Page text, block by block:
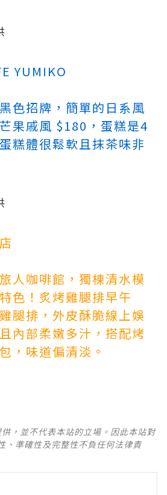
YUMIKO
色招牌，簡單的日系風
果戚風 $180，蛋糕是4
糕體很鬆軟且抹茶味非
人咖啡館，獨棟清水模
色！炙烤雞腿排早午
腿排，外皮酥脆線上娛
且內部柔嫩多汁，搭配烤
，味道偏清淡。
，並不代表本站的立場。因此本站對
、準確性及完整性不負任何法律責